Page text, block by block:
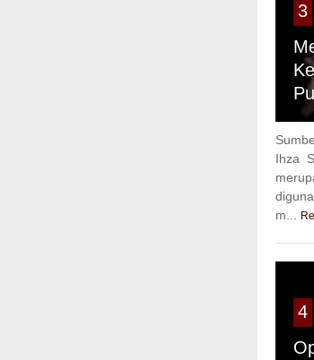
3
Ihza
m...
4